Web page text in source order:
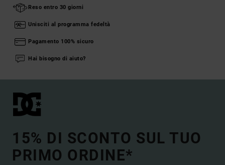
Reso entro 30 giorni
Unisciti al programma fedeltà
Pagamento 100% sicuro
Hai bisogno di aiuto?
15% DI SCONTO SUL TUO
PRIMO ORDINE*